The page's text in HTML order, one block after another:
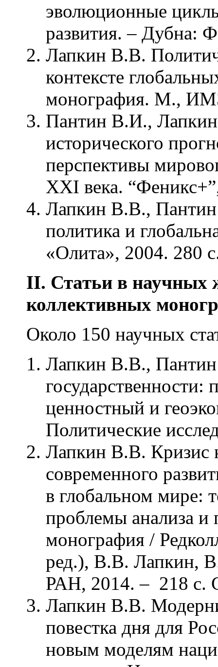
эволюционные
развития. – Дубна:
Лапкин В.В.
контексте
монография. М.,
Пантин В.И.,
исторического
перспективы
XXI века.
Лапкин В.В.,
политика и
«Олита», 2004. 280
II. Статьи в научных
коллективных
Около 150 научных
Лапкин В.В.,
государственности:
ценностный и
Политические
Лапкин В.В. Кризис
современного
в глобальном мире:
проблемы анализа и
монография /
ред.), В.В. Лапкин,
РАН, 2014. – 218 с.
Лапкин В.В.
повестка дня для
новым моделям